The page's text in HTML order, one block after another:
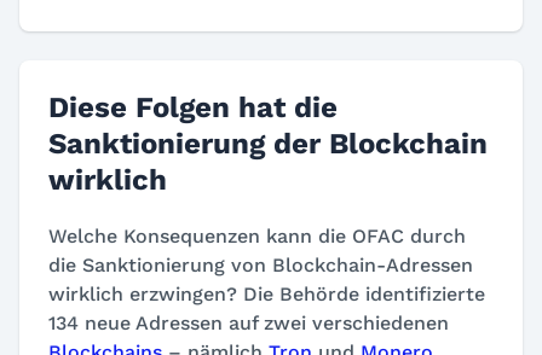
Diese Folgen hat die
Sanktionierung der Blockchain
wirklich
Welche Konsequenzen kann die OFAC durch
die Sanktionierung von Blockchain-Adressen
wirklich erzwingen? Die Behörde identifizierte
134 neue Adressen auf zwei verschiedenen